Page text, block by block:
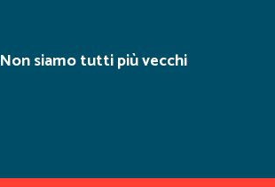
Non siamo tutti più vecchi